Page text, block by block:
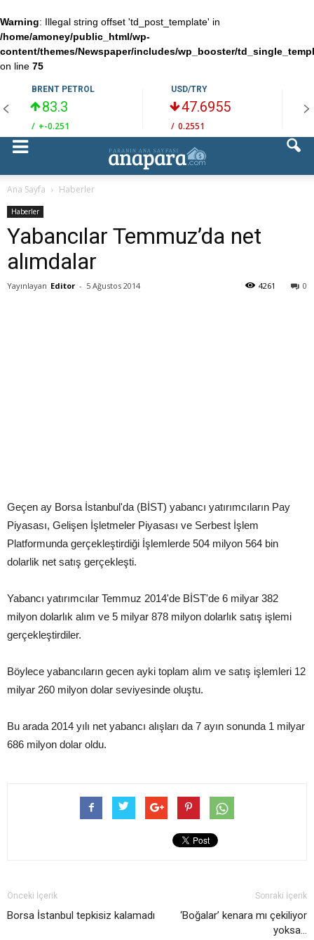
Warning: Illegal string offset 'td_post_template' in
/home/amoney/public_html/wp-
content/themes/Newspaper/includes/wp_booster/
on line 75
BRENT PETROL
83.3
/ +-0.251
USD/TRY
47.6955
/ 0.2551
Ana Sayfa Haberler
Haberler
Yabancılar Temmuz’da net
alımdalar
Yayınlayan Editor - 5 Ağustos 2014 0
4261
Geçen ay Borsa İstanbul'da (BİST) yabancı yatırımcıların Pay
Piyasası, Gelişen İşletmeler Piyasası ve Serbest İşlem
Platformunda gerçekleştirdiği İşlemlerde 504 milyon 564 bin
dolarlik net satış gerçekleşti.
Yabancı yatırımcılar Temmuz 2014'de BİST'de 6 milyar 382
milyon dolarlık alım ve 5 milyar 878 milyon dolarlık satış işlemi
gerçekleştirdiler.
Böylece yabancıların gecen ayki toplam alım ve satış işlemleri 12
milyar 260 milyon dolar seviyesinde oluştu.
Bu arada 2014 yılı net yabancı alışları da 7 ayın sonunda 1 milyar
686 milyon dolar oldu.
Önceki İçerik
Borsa İstanbul tepkisiz kalamadı
Sonraki İçerik
‘Boğalar’ kenara mı çekiliyor
yoksa…